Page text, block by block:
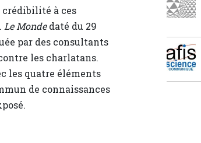
à ces
Le Mondedaté du 29
par des consultants
les charlatans.
les quatre éléments
de connaissances